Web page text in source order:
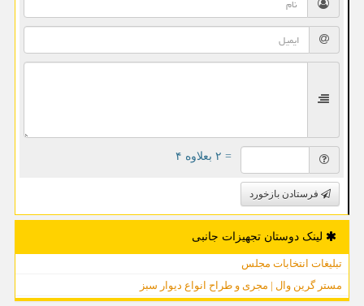
= ۲ بعلاوه ۴
فرستادن بازخورد
لینک دوستان تجهیزات جانبی
تبلیغات انتخابات مجلس
مستر گرین وال | مجری و طراح انواع دیوار سبز